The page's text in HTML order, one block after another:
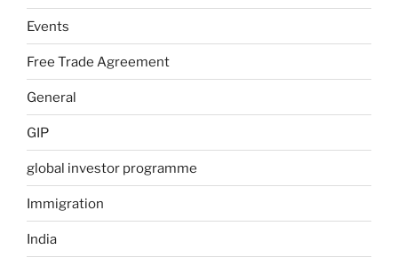
Events
Free Trade Agreement
General
GIP
global investor programme
Immigration
India